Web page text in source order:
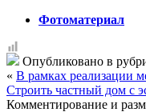
Фотоматериал
Опубликовано в
« В рамках реализации
Строить частный дом с
Комментирование и